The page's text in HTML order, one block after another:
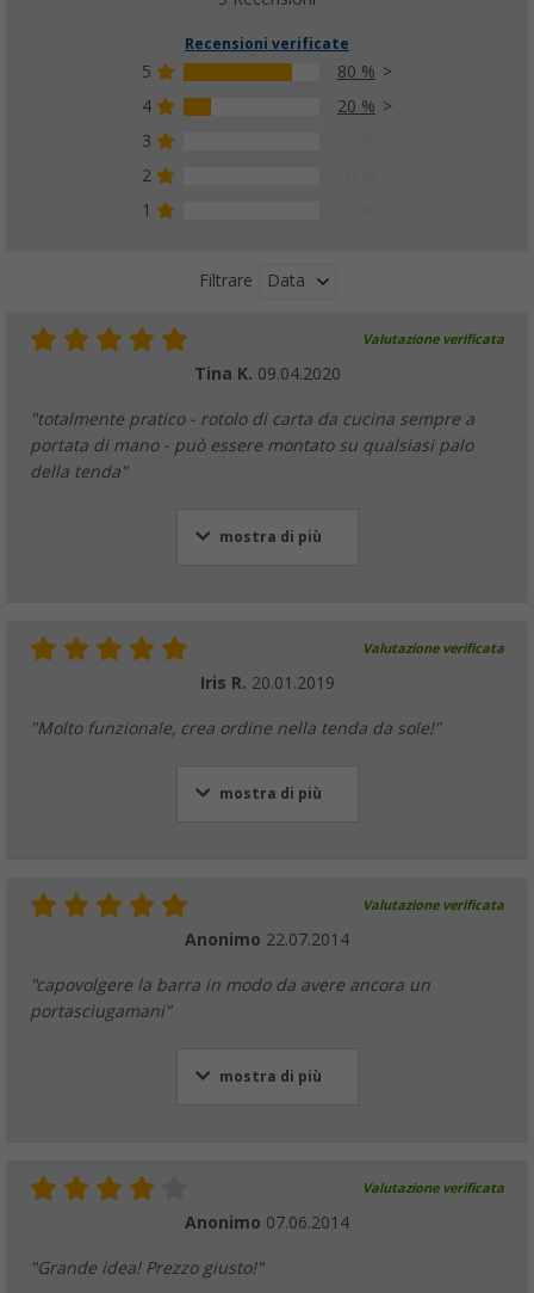
Recensioni verificate
5
80 %
4
20 %
3
2
1
Filtrare Data
Valutazione verificata
Tina K. 09.04.2020
"totalmente pratico - rotolo di carta da cucina sempre a
portata di mano - può essere montato su qualsiasi palo
della tenda"
mostra di più
Valutazione verificata
Iris R. 20.01.2019
"Molto funzionale, crea ordine nella tenda da sole!"
mostra di più
Valutazione verificata
Anonimo 22.07.2014
"capovolgere la barra in modo da avere ancora un
portasciugamani"
mostra di più
Valutazione verificata
Anonimo 07.06.2014
"Grande idea! Prezzo giusto!"